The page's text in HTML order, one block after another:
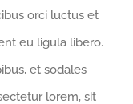
orci luctus et
eu ligula libero.
et sodales
lorem, sit